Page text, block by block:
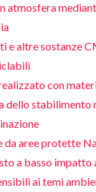
atmosfera
e altre sostanze
con
dello stabilimento
da aree protette
a basso
ai temi